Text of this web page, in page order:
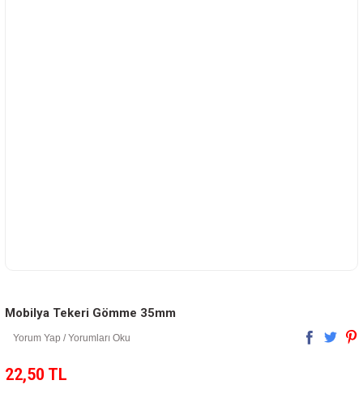
Mobilya Tekeri Gömme 35mm
Yorum Yap / Yorumları Oku
22,50 TL